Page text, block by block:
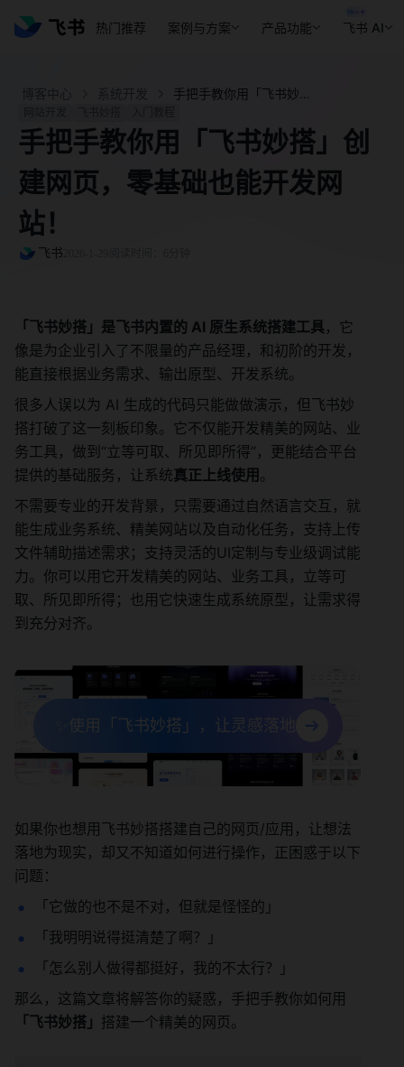
热门推荐 案例与方案 产品功能 飞书 AI
手把手教你用「飞书妙搭」创
建网页，零基础也能开发网
站！
飞书
「飞书妙搭」是飞书内置的 AI 原生系统搭建工具，它
像是为企业引入了不限量的产品经理，和初阶的开发，
能直接根据业务需求、输出原型、开发系统。
很多人误以为 AI 生成的代码只能做做演示，但飞书妙
搭打破了这一刻板印象。它不仅能开发精美的网站、业
务工具，做到“立等可取、所见即所得”，更能结合平台
提供的基础服务，让系统真正上线使用 。
不需要专业的开发背景，只需要通过自然语言交互，就
能生成业务系统、精美网站以及自动化任务，支持上传
文件辅助描述需求；支持灵活的UI定制与专业级调试能
力。你可以用它开发精美的网站、业务工具，立等可
取、所见即所得；也用它快速生成系统原型，让需求得
到充分对齐。
✨使用「飞书妙搭」，让灵感落地
如果你也想用飞书妙搭搭建自己的网页/应用，让想法
落地为现实，却又不知道如何进行操作，正困惑于以下
问题：
「它做的也不是不对，但就是怪怪的」
「我明明说得挺清楚了啊？」
「怎么别人做得都挺好，我的不太行？」
那么，这篇文章将解答你的疑惑，手把手教你如何用
「飞书妙搭」 搭建一个精美的网页。